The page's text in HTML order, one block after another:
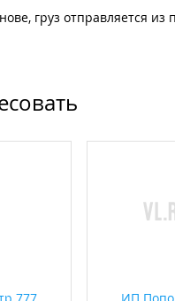
груз отправляется из